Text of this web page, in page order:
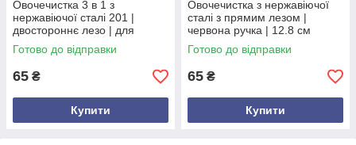
Овочечистка 3 в 1 з
нержавіючої сталі 201 |
двостороннє лезо | для
овочів і фруктів | 21,5 см
Готово до відправки
65 ₴
Купити
Овочечистка з нержавіючої
сталі з прямим лезом |
червона ручка | 12.8 см
Готово до відправки
65 ₴
Купити